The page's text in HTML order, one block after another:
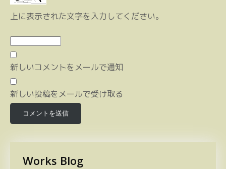
上に表示された文字を入力してください。
新しいコメントをメールで通知
新しい投稿をメールで受け取る
Works Blog